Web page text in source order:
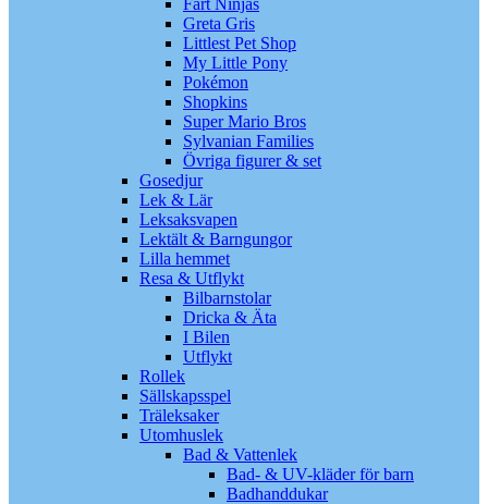
Fart Ninjas
Greta Gris
Littlest Pet Shop
My Little Pony
Pokémon
Shopkins
Super Mario Bros
Sylvanian Families
Övriga figurer & set
Gosedjur
Lek & Lär
Leksaksvapen
Lektält & Barngungor
Lilla hemmet
Resa & Utflykt
Bilbarnstolar
Dricka & Äta
I Bilen
Utflykt
Rollek
Sällskapsspel
Träleksaker
Utomhuslek
Bad & Vattenlek
Bad- & UV-kläder för barn
Badhanddukar